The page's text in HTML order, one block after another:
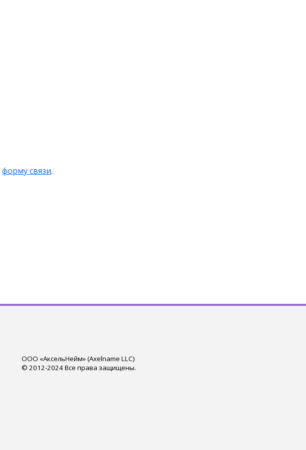
форму связи.
ООО «АксельНейм» (Axelname LLC)
© 2012-2024 Все права защищены.